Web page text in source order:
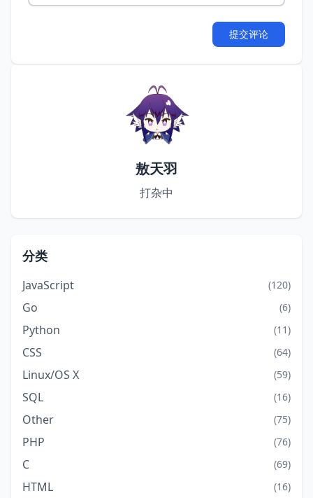
提交评论
敖天羽
打杂中
分类
JavaScript (120)
Go (6)
Python (11)
CSS (64)
Linux/OS X (59)
SQL (16)
Other (75)
PHP (76)
C (69)
HTML (16)